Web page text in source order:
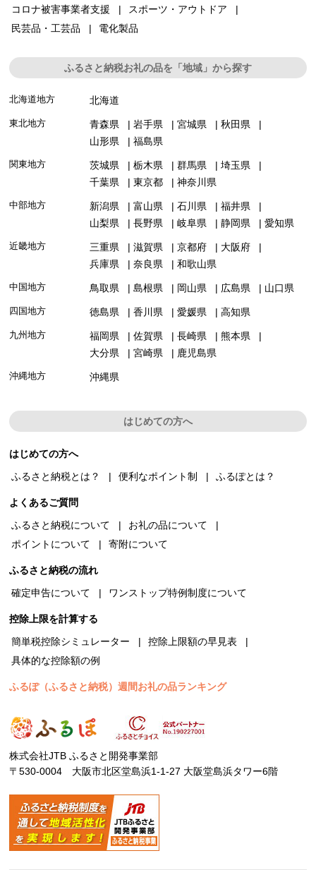
コロナ被害事業者支援
スポーツ・アウトドア
民芸品・工芸品
電化製品
ふるさと納税お礼の品を「地域」から探す
北海道地方 北海道
東北地方 青森県 岩手県 宮城県
秋田県
山形県
福島県
関東地方 茨城県 栃木県 群馬県
埼玉県
千葉県
東京都 神奈川県
中部地方 新潟県 富山県 石川県
福井県
山梨県
長野県 岐阜県 静岡県 愛知県
近畿地方 三重県 滋賀県 京都府
大阪府
兵庫県
奈良県 和歌山県
中国地方 鳥取県 島根県 岡山県 広島県 山口県
四国地方 徳島県 香川県 愛媛県 高知県
九州地方 福岡県 佐賀県 長崎県
熊本県
大分県
宮崎県 鹿児島県
沖縄地方 沖縄県
はじめての方へ
はじめての方へ
ふるさと納税とは？
便利なポイント制 ふるぽとは？
よくあるご質問
ふるさと納税について
お礼の品について
ポイントについて
寄附について
ふるさと納税の流れ
確定申告について
ワンストップ特例制度について
控除上限を計算する
簡単税控除シミュレーター
控除上限額の早見表
具体的な控除額の例
ふるぽ（ふるさと納税）週間お礼の品ランキング
株式会社JTB ふるさと開発事業部
〒530-0004 大阪市北区堂島浜1-1-27 大阪堂島浜タワー6階